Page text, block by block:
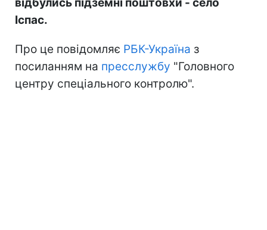
Іспас.
Про це повідомляє РБК-Україна з
посиланням на пресслужбу "Головного
центру спеціального контролю".